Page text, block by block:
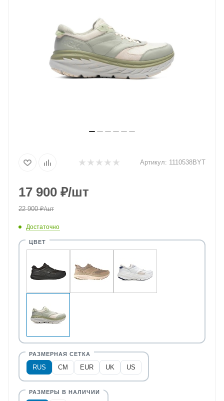
Артикул: 1110538BYT
17 900 ₽/шт
22 900₽/шт
Достаточно
RUS CM EUR UK US